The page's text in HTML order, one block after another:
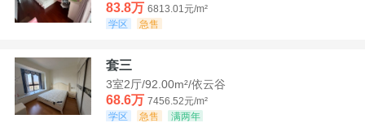
83.8万 6813.01元/m²
学区
急售
套三
3室2厅/92.00m²/依云谷
68.6万 7456.52元/m²
学区
急售 满两年